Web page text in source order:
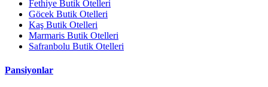
Fethiye Butik Otelleri
Göcek Butik Otelleri
Kaş Butik Otelleri
Marmaris Butik Otelleri
Safranbolu Butik Otelleri
Pansiyonlar